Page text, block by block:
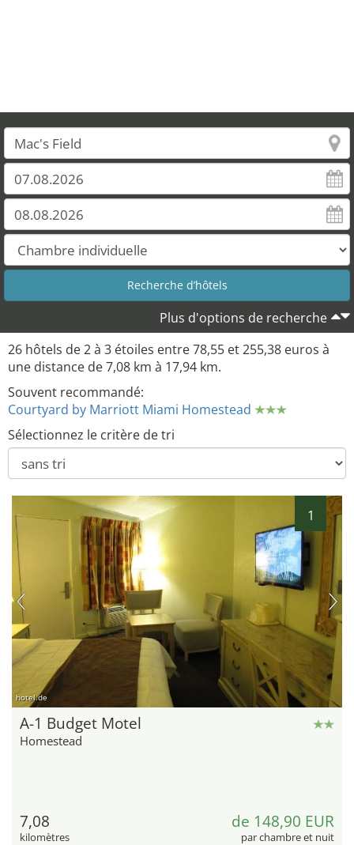
Plus d'options de recherche
26 hôtels de 2 à 3 étoiles entre 78,55 et 255,38 euros à
une distance de 7,08 km à 17,94 km.
Souvent recommandé:
Courtyard by Marriott Miami Homestead
Sélectionnez le critère de tri
1
hotel.de
A-1 Budget Motel
Homestead
7,08
kilomètres
de 148,90 EUR
par chambre et nuit